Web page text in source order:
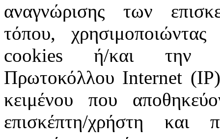
αναγνώρισης των
τόπου, χρησιμοποιώντας
cookies ή/και την
Πρωτοκόλλου Internet
κειμένου που
επισκέπτη/χρήστη και